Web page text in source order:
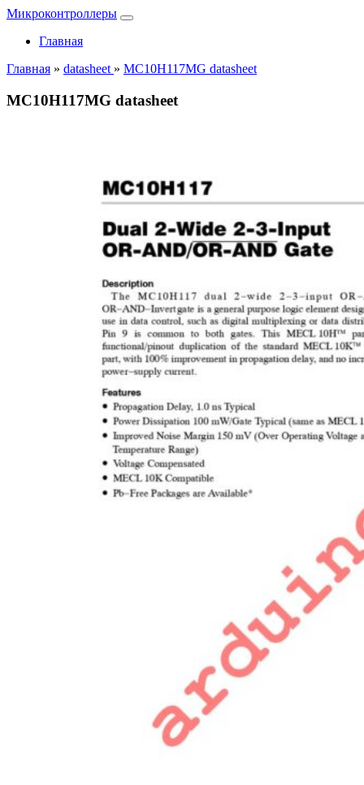
Микроконтроллеры
Главная
Главная » datasheet » MC10H117MG datasheet
MC10H117MG datasheet